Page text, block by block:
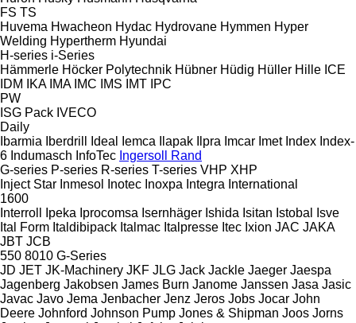
FS TS
Huvema Hwacheon Hydac Hydrovane Hymmen Hyper
Welding Hypertherm Hyundai
H-series i-Series
Hämmerle Höcker Polytechnik Hübner Hüdig Hüller Hille ICE
IDM
IKA IMA IMC IMS IMT IPC
PW
ISG Pack IVECO
Daily
Ibarmia
Iberdrill Ideal Iemca Ilapak Ilpra Imcar Imet Index Index-
6 Indumasch InfoTec Ingersoll Rand
G-series P-series R-series T-series VHP XHP
Inject Star Inmesol Inotec Inoxpa Integra International
1600
Interroll
Ipeka Iprocomsa Isernhäger Ishida Isitan Istobal
Isve
Ital Form Italdibipack Italmac Italpresse Itec Ixion JAC JAKA
JBT JCB
550 8010 G-Series
JD JET JK-Machinery JKF JLG Jack Jackle Jaeger Jaespa
Jagenberg Jakobsen James Burn Janome Janssen Jasa Jasic
Javac Javo Jema Jenbacher Jenz Jeros Jobs Jocar John
Deere Johnford Johnson Pump Jones & Shipman Joos Jorns